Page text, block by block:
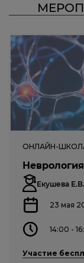
ОНЛАЙН-
Екушева
23 мая
14:00 -
Участие